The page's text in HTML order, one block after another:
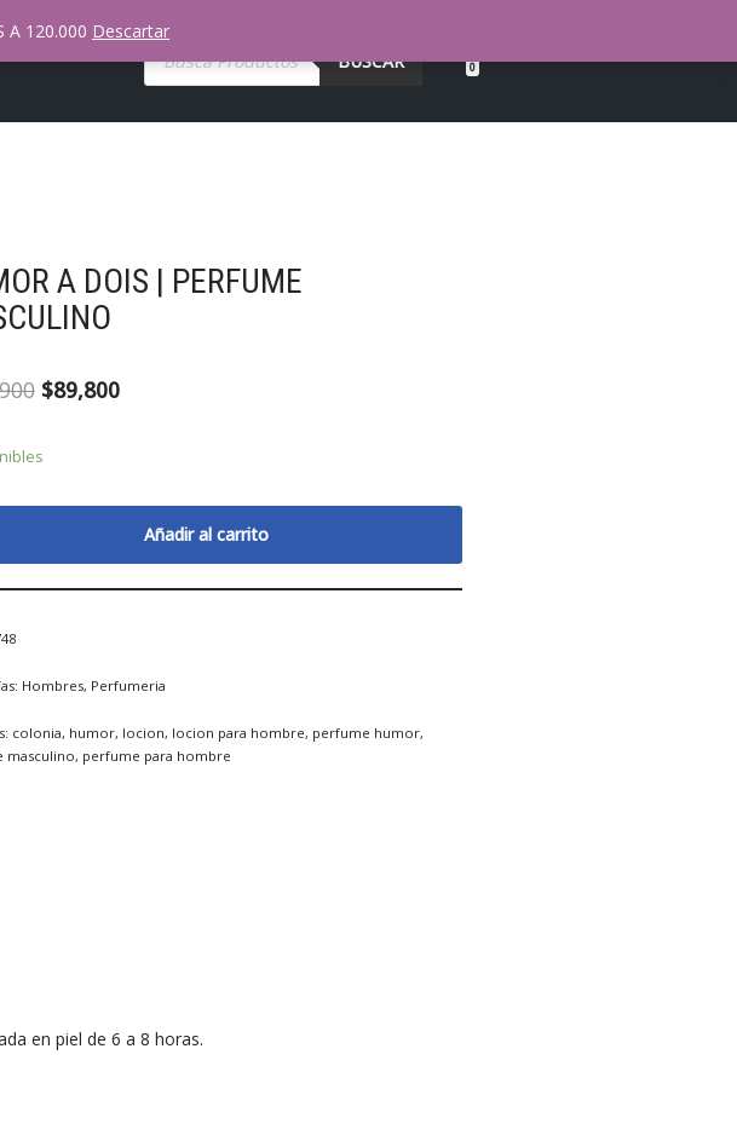
BUSCAR 0
A DOIS | PERFUME
$89,800
Añadir al carrito
Hombres, Perfumeria
colonia, humor, locion, locion para hombre, perfume humor,
masculino, perfume para hombre
en piel de 6 a 8 horas.
A 120.000 Descartar